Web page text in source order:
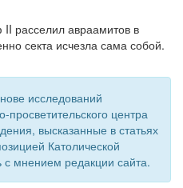
расселил авраамитов в
секта исчезла сама собой.
исследований
центра
высказанные в статьях
Католической
с мнением редакции сайта.